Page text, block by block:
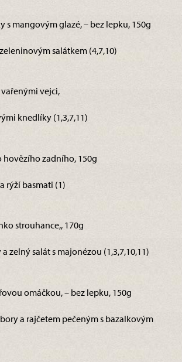
s mangovým glazé, – bez lepku, 150g
salátkem (4,7,10)
vejci,
knedlíky (1,3,7,11)
hovězího zadního, 150g
rýží basmati (1)
strouhance,, 170g
zelný salát s majonézou (1,3,7,10,11)
omáčkou, – bez lepku, 150g
a rajčetem pečeným s bazalkovým